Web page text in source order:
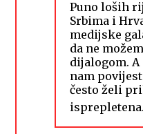
Puno loših
Srbima i
medijske
da ne
dijalogom.
nam
često želi